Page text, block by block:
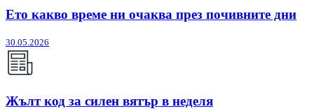
Ето какво време ни очаква през почивните дни
30.05.2026
Жълт код за силен вятър в неделя